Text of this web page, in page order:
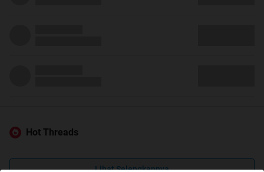
Hot Threads
Lihat Selengkapnya